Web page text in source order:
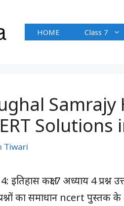
HOME Class 7
Solutions
Tiwari
कक्षा 7 अध्याय 4 प्रश्न
प्रश्नों का समाधान ncert पुस्तक